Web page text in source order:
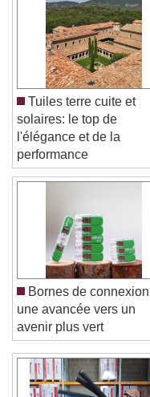
Tuiles terre cuite et
solaires: le top de
l'élégance et de la
performance
Bornes de connexion :
une avancée vers un
avenir plus vert